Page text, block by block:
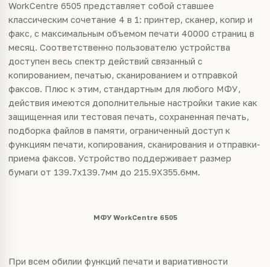
WorkCentre 6505 представляет собой ставшее
классическим сочетание 4 в 1: принтер, сканер, копир и
факс, с максимальным объемом печати 40000 страниц в
месяц. Соответственно пользователю устройства
доступен весь спектр действий связанный с
копированием, печатью, сканированием и отправкой
факсов. Плюс к этим, стандартным для любого МФУ,
действия имеются дополнительные настройки такие как
защищенная или тестовая печать, сохраненная печать,
подборка файлов в памяти, ограниченный доступ к
функциям печати, копирования, сканирования и отправки-
приема факсов. Устройство поддерживает размер
бумаги от 139.7х139.7мм до 215.9Х355.6мм.
МФУ WorkCentre 6505
При всем обилии функций печати и вариативности